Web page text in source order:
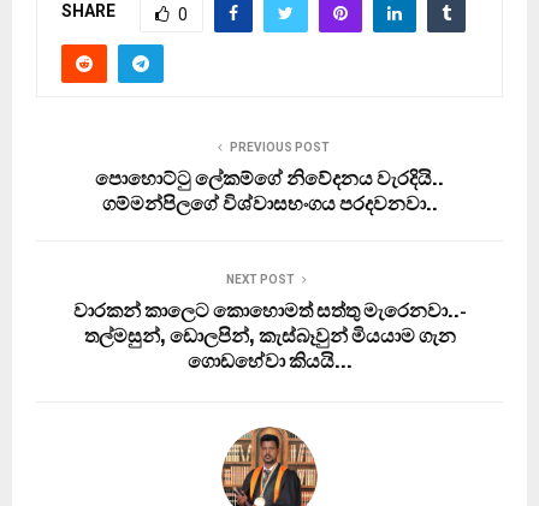
SHARE 0
PREVIOUS POST
පොහොට්ටු ලේකම්ගේ නිවේදනය වැරදියි..
ගම්මන්පිලගේ විශ්වාසභංගය පරදවනවා..
NEXT POST
වාරකන් කාලෙට කොහොමත් සත්තු මැරෙනවා..-
තල්මසුන්, ඩොලපින්, කැස්බෑවුන් මියයාම ගැන
ගොඩහේවා කියයි…